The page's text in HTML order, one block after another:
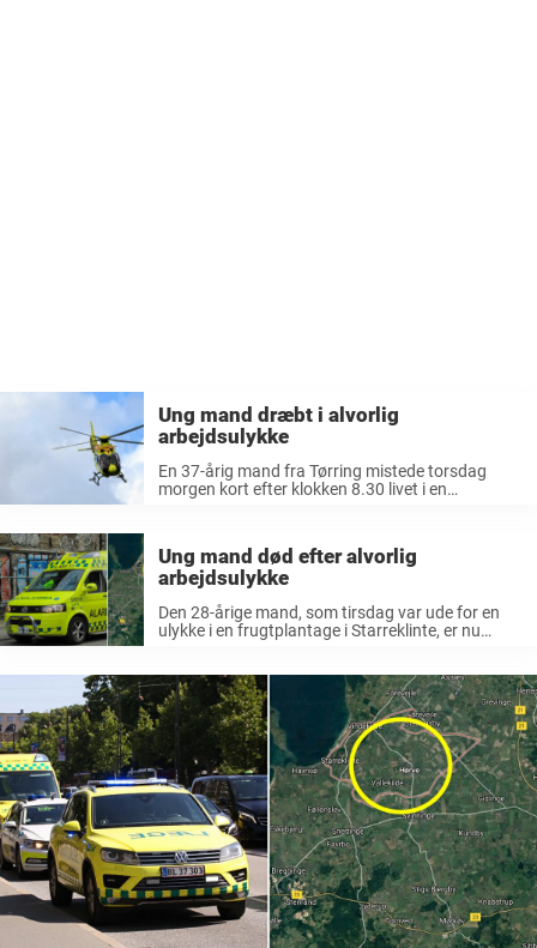
Ung mand dræbt i alvorlig
arbejdsulykke
En 37-årig mand fra Tørring mistede torsdag
morgen kort efter klokken 8.30 livet i en
Ung mand død efter alvorlig
arbejdsulykke
Den 28-årige mand, som tirsdag var ude for en
ulykke i en frugtplantage i Starreklinte, er nu
desværre ved døden ...